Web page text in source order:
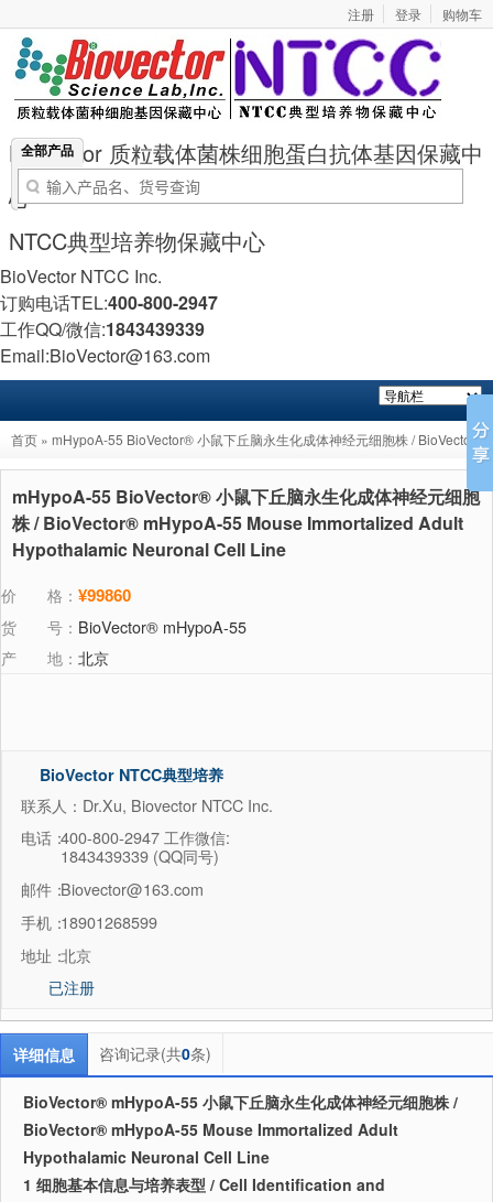
注册 登录 购物车
BioVector 质粒载体菌株细胞蛋白抗体基因保藏中
心
NTCC典型培养物保藏中心
全部产品
BioVector NTCC Inc.
订购电话TEL:400-800-2947
工作QQ/微信:1843439339
Email:BioVector@163.com
首页 » mHypoA-55 BioVector® 小鼠下丘脑永生化成体神经元细胞株 / BioVector®
mHypoA-55 Mouse Immortalized Adult Hypothalamic Neuronal Cell Line
mHypoA-55 BioVector® 小鼠下丘脑永生化成体神经元细胞
株 / BioVector® mHypoA-55 Mouse Immortalized Adult
Hypothalamic Neuronal Cell Line
价 格： ¥99860
货 号： BioVector® mHypoA-55
产 地： 北京
BioVector NTCC典型培养
联系人：Dr.Xu, Biovector NTCC Inc.
电话：400-800-2947 工作微信:
1843439339 (QQ同号)
邮件：Biovector@163.com
手机：18901268599
地址：北京
已注册
详细信息 咨询记录(共0条)
BioVector® mHypoA-55 小鼠下丘脑永生化成体神经元细胞株 /
BioVector® mHypoA-55 Mouse Immortalized Adult
Hypothalamic Neuronal Cell Line
1 细胞基本信息与培养表型 / Cell Identification and